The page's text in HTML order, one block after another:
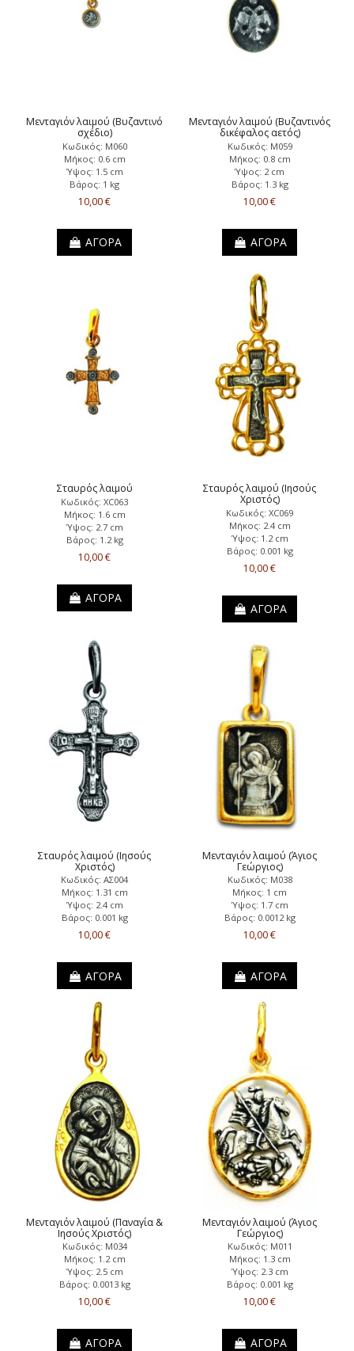
Μενταγιόν λαιμού (Βυζαντινό
σχέδιο)
Κωδικός: Μ060
Μήκος: 0.6 cm
Ύψος: 1.5 cm
Βάρος: 1 kg
10,00 €
ΑΓΟΡΑ
Μενταγιόν λαιμού (Βυζαντινός
δικέφαλος αετός)
Κωδικός: Μ059
Μήκος: 0.8 cm
Ύψος: 2 cm
Βάρος: 1.3 kg
10,00 €
ΑΓΟΡΑ
Σταυρός λαιμού
Κωδικός: XC063
Μήκος: 1.6 cm
Ύψος: 2.7 cm
Βάρος: 1.2 kg
10,00 €
ΑΓΟΡΑ
Σταυρός λαιμού (Ιησούς
Χριστός)
Κωδικός: XC069
Μήκος: 2.4 cm
Ύψος: 1.2 cm
Βάρος: 0.001 kg
10,00 €
ΑΓΟΡΑ
Σταυρός λαιμού (Ιησούς
Χριστός)
Κωδικός: ΑΣ004
Μήκος: 1.31 cm
Ύψος: 2.4 cm
Βάρος: 0.001 kg
10,00 €
ΑΓΟΡΑ
Μενταγιόν λαιμού (Άγιος
Γεώργιος)
Κωδικός: Μ038
Μήκος: 1 cm
Ύψος: 1.7 cm
Βάρος: 0.0012 kg
10,00 €
ΑΓΟΡΑ
Μενταγιόν λαιμού (Παναγία &
Ιησούς Χριστός)
Κωδικός: Μ034
Μήκος: 1.2 cm
Ύψος: 2.5 cm
Βάρος: 0.0013 kg
10,00 €
ΑΓΟΡΑ
Μενταγιόν λαιμού (Άγιος
Γεώργιος)
Κωδικός: Μ011
Μήκος: 1.3 cm
Ύψος: 2.3 cm
Βάρος: 0.001 kg
10,00 €
ΑΓΟΡΑ